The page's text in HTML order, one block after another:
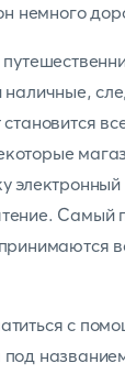
немного
Самый
с